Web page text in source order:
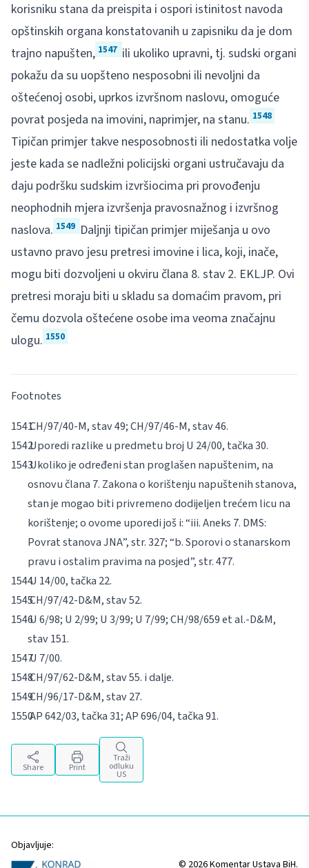
korisniku stana da preispita i ospori istinitost navoda
opštinskih organa konstatovanih u zapisniku da je dom
trajno napušten, 1547 ili ukoliko upravni, tj. sudski organi
pokažu da su uopšteno nesposobni ili nevoljni da
oštećenoj osobi, uprkos izvršnom naslovu, omoguće
povrat posjeda na imovini, naprimjer, na stanu. 1548
Tipičan primjer takve nesposobnosti ili nedostatka volje
jeste kada se nadležni policijski organi ustručavaju da
daju podršku sudskim izvršiocima pri provođenju
neophodnih mjera izvršenja pravosnažnog i izvršnog
naslova. 1549 Daljnji tipičan primjer miješanja u ovo
ustavno pravo jesu pretresi imovine i lica, koji, inače,
mogu biti dozvoljeni u okviru člana 8. stav 2. EKLJP. Ovi
pretresi moraju biti u skladu sa domaćim pravom, pri
čemu dozvola oštećene osobe ima veoma značajnu
ulogu. 1550
Footnotes
CH/97/40-M, stav 49; CH/97/46-M, stav 46.
Uporedi razlike u predmetu broj U 24/00, tačka 30.
Ukoliko je određeni stan proglašen napuštenim, na
osnovu člana 7. Zakona o korištenju napuštenih stanova,
stan je mogao biti privremeno dodijeljen trećem licu na
korištenje; o ovome uporedi još i: “iii. Aneks 7. DMS:
Povrat stanova JNA”, str. 327; “b. Sporovi o stanarskom
pravu i ostalim pravima na posjed”, str. 477.
U 14/00, tačka 22.
CH/97/42-D&M, stav 52.
U 6/98; U 2/99; U 3/99; U 7/99; CH/98/659et al.-D&M,
stav 151.
U 7/00.
CH/97/62-D&M, stav 55. i dalje.
CH/96/17-D&M, stav 27.
AP 642/03, tačka 31; AP 696/04, tačka 91.
Share Print
Traži
odluku
US
Objavljuje:
© 2026 Komentar Ustava BiH.